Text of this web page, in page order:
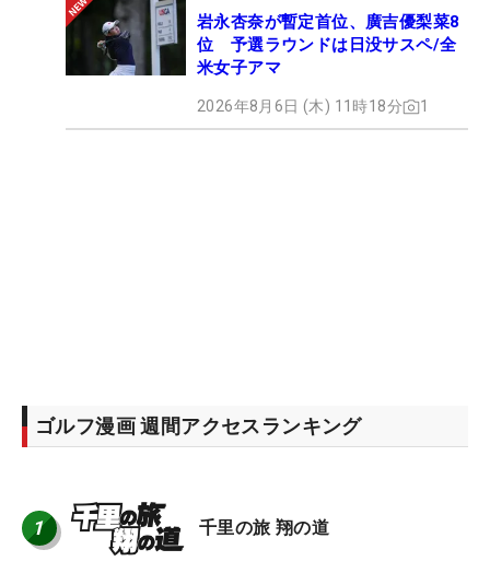
岩永杏奈が暫定首位、廣吉優梨菜8
位 予選ラウンドは日没サスペ/全
米女子アマ
2026年8月6日 (木) 11時18分 1
ゴルフ漫画 週間アクセスランキング
1 千里の旅 翔の道